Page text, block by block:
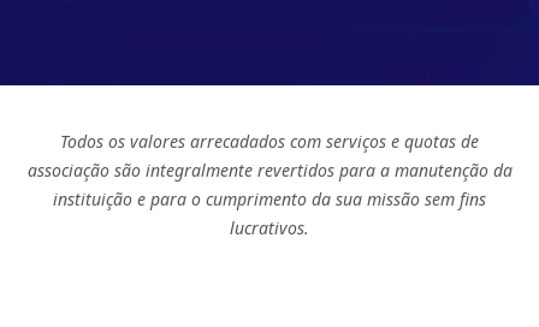
Todos os valores arrecadados com serviços e quotas de
associação são integralmente revertidos para a manutenção da
instituição e para o cumprimento da sua missão sem fins
lucrativos.